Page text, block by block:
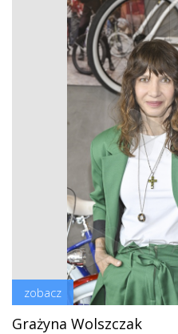
zobacz
Grażyna Wolszczak